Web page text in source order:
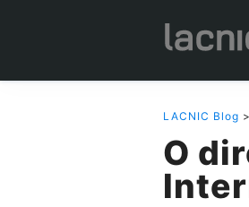
LACNIC Blog >
O